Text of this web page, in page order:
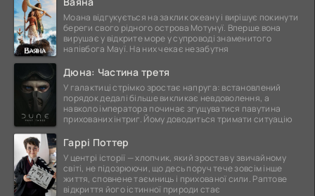
Моана відгукується на заклик океану і вирішує покинути
береги свого рідного острова Мотунуї. Вперше вона
вирушає у відкрите море у супроводі знаменитого
напівбога Мауї. На них чекає незабутня
Дюна: Частина третя
У галактиці стрімко зростає напруга: встановлений
порядок дедалі більше викликає невдоволення, а
навколо імператора починає згущуватися павутина
прихованих інтриг. Йому доводиться тримати ситуацію
Гаррі Поттер
У центрі історії — хлопчик, який зростав у звичайному
світі, не підозрюючи, що десь поруч тече зовсім інше
життя, сповнене таємниць і прихованої сили. Раптове
відкриття його істинної природи стає